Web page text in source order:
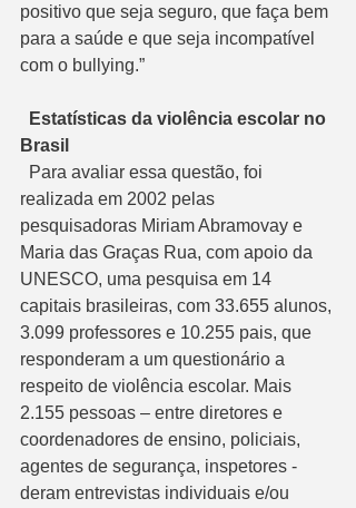
positivo que seja seguro, que faça bem
para a saúde e que seja incompatível
com o bullying.”
Brasil
realizada em 2002 pelas
pesquisadoras Miriam Abramovay e
Maria das Graças Rua, com apoio da
UNESCO, uma pesquisa em 14
capitais brasileiras, com 33.655 alunos,
3.099 professores e 10.255 pais, que
responderam a um questionário a
respeito de violência escolar. Mais
2.155 pessoas – entre diretores e
coordenadores de ensino, policiais,
agentes de segurança, inspetores -
deram entrevistas individuais e/ou